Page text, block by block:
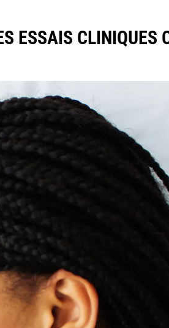
ESSAIS CLINIQUES